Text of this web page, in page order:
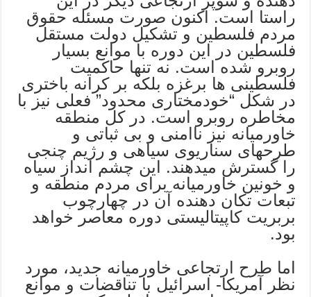
راستا است. اکنون صورت مسئله حقوق
مردم فلسطین و تشکیل دولت مستقل
فلسطین در این دوره با موانع بسیار
روبرو شده است. نه تنها حاکمیت
فلسطینی ها برغزه بلکه بر کرانه باختری
در شکل “خودمختاری محدود” فعلی نیز با
مخاطره روبرو است. در کل منطقه
خاورمیانه نیز ناامنی و بی ثباتی و
طرحهای سناریوی سیاهی و رژیم چنجی
را گسترش میدهند. این چشم انداز سیاه
و خونین خاورمیانه برای مردم منطقه و
تبعات تکان دهنده آن در چهارچوب
بربریت کاپیتالیستی دوره معاصر خواهد
بود.
اما طرح ارتجاعی خاورمیانه جدید، مورد
نظر آمریکا- اسرائیل با تناقضات و موانع